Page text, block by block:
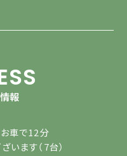
報
車で12分
います（7台）